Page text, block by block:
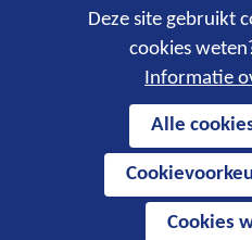
Cookies
toestaan?
Deze site gebruikt
cookies
Informatie
Alle
Cookies